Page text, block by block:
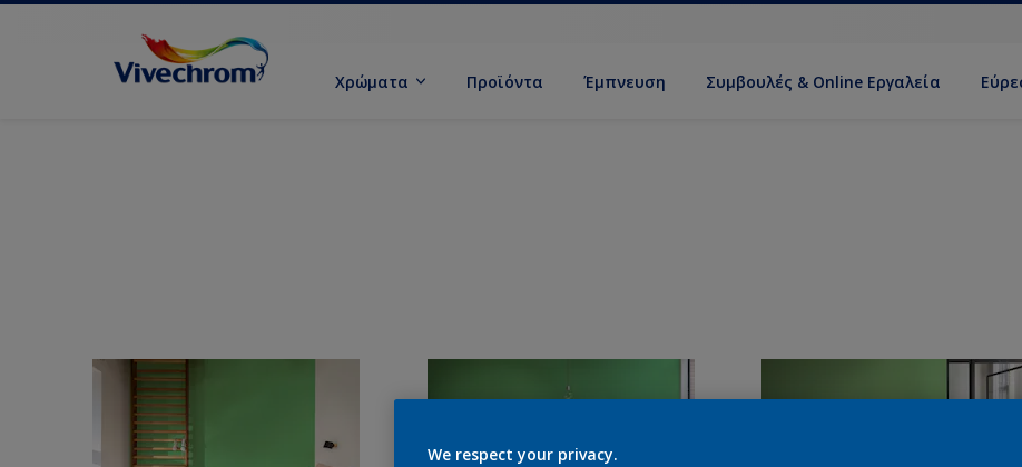
Χρώματα Προϊόντα Έμπνευση Συμβουλές & Online Εργαλεία
We respect your privacy.